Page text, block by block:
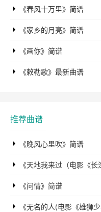
《春风十万里》简谱
《家乡的月亮》简谱
《画你》简谱
《敕勒歌》最新曲谱
推荐曲谱
《晚风心里吹》简谱
《天地我来过（电影《
《问情》简谱
《无名的人(电影《雄狮